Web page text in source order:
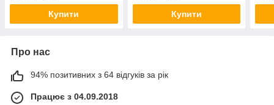
Купити Купити
Про нас
94% позитивних з 64 відгуків за рік
Працює з 04.09.2018